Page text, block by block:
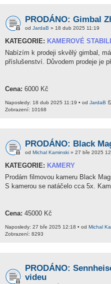
PRODÁNO: Gimbal
od JardaB » 18 dub 2025 11:19
KATEGORIE: KAMEROVÉ
Nabízím k prodeji skvělý gimbal,
příslušenství. Důvodem prodeje je
Cena: 6000 Kč
Naposledy: 18 dub 2025 11:19 • od JardaB
Zobrazení: 10168
PRODÁNO: Black
od Michal Kaminski » 27 bře 2025
KATEGORIE: KAMERY
Prodám filmovou kameru Black
S kamerou se natáčelo cca 5x.
Cena: 45000 Kč
Naposledy: 27 bře 2025 12:18 • od Michal
Zobrazení: 8293
PRODÁNO:
videu